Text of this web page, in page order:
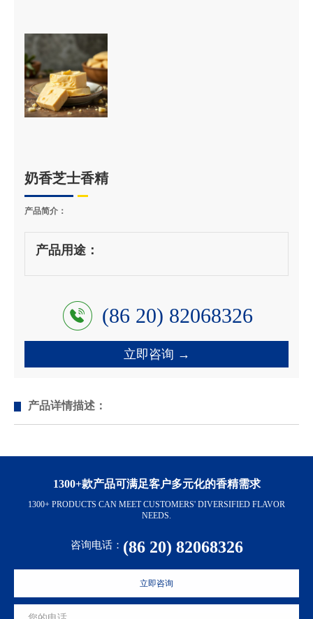
奶香芝士香精
产品简介：
产品用途：
立即咨询 →
(86 20) 82068326
产品详情描述：
1300+款产品可满足客户多元化的香精需求
1300+ PRODUCTS CAN MEET CUSTOMERS' DIVERSIFIED FLAVOR
NEEDS.
咨询电话： (86 20) 82068326
立即咨询